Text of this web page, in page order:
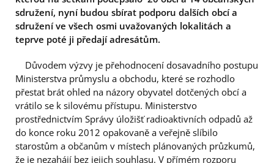
sdružení, nyní budou sbírat podporu dalších obcí a
sdružení ve všech osmi uvažovaných lokalitách a
teprve poté ji předají adresátům.
Důvodem výzvy je přehodnocení dosavadního postupu
Ministerstva průmyslu a obchodu, které se rozhodlo
přestat brát ohled na názory obyvatel dotčených obcí a
vrátilo se k silovému přístupu. Ministerstvo
prostřednictvím Správy úložišť radioaktivních odpadů až
do konce roku 2012 opakovaně a veřejně slíbilo
starostům a občanům v místech plánovaných průzkumů,
že je nezahájí bez jejich souhlasu. V přímém rozporu